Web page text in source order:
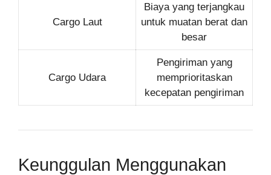
Cargo Laut
Biaya yang terjangkau
untuk muatan berat dan
besar
Cargo Udara
Pengiriman yang
memprioritaskan
kecepatan pengiriman
Keunggulan Menggunakan